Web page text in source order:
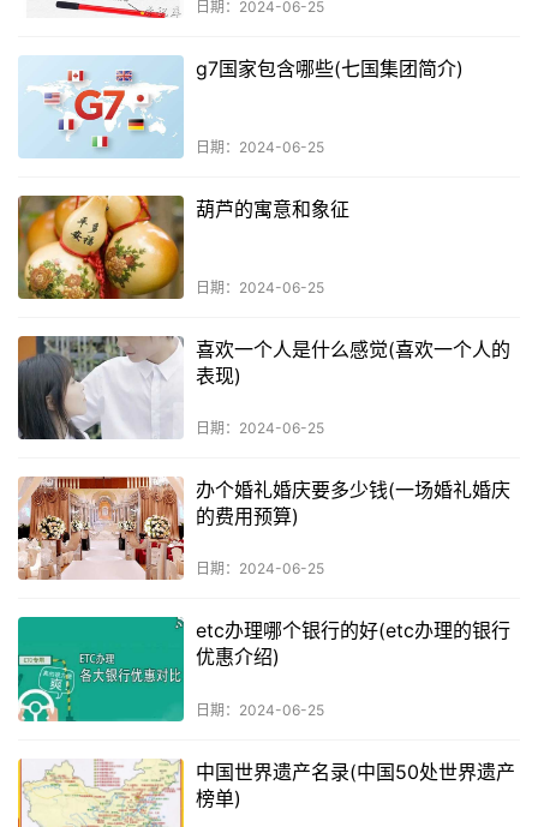
日期：2024-06-25
g7国家包含哪些(七国集团简介)
日期：2024-06-25
葫芦的寓意和象征
日期：2024-06-25
喜欢一个人是什么感觉(喜欢一个人的
表现)
日期：2024-06-25
办个婚礼婚庆要多少钱(一场婚礼婚庆
的费用预算)
日期：2024-06-25
etc办理哪个银行的好(etc办理的银行
优惠介绍)
日期：2024-06-25
中国世界遗产名录(中国50处世界遗产
榜单)